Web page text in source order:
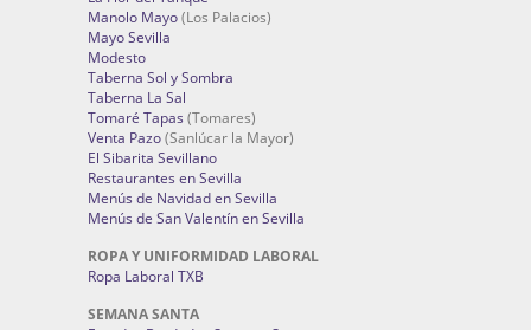
Manolo Mayo(Los Palacios)
Mayo Sevilla
Modesto
Taberna Sol y Sombra
Taberna La Sal
Tomaré Tapas (Tomares)
Venta Pazo(Sanlúcar la Mayor)
El Sibarita Sevillano
Restaurantes en Sevilla
Menús de Navidad en Sevilla
Menús de San Valentín en Sevilla
ROPA Y UNIFORMIDAD LABORAL
Ropa Laboral TXB
SEMANA SANTA